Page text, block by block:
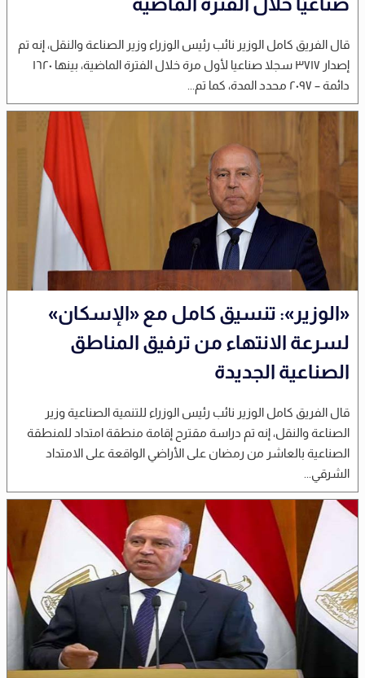
قال الفريق كامل الوزير نائب رئيس الوزراء وزير الصناعة والنقل، إنه تم
إصدار ۳۷۱۷ سجلا صناعيا لأول مرة خلال الفترة الماضية، بينها ١٦۲۰
دائمة – ۲۰۹۷ محدد المدة، كما تم...
«الوزير»: تنسيق كامل مع «الإسكان»
لسرعة الانتهاء من ترفيق المناطق
الصناعية الجديدة
قال الفريق كامل الوزير نائب رئيس الوزراء للتنمية الصناعية وزير
الصناعة والنقل، إنه تم دراسة مقترح إقامة منطقة امتداد للمنطقة
الصناعية بالعاشر من رمضان على الأراضي الواقعة على الامتداد
الشرقي...